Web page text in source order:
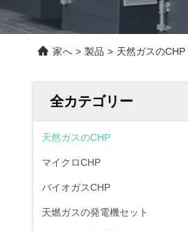
家へ > 製品 > 天然ガスのCHP
全カテゴリー
天然ガスのCHP
マイクロCHP
バイオガスCHP
天燃ガスの発電機セット